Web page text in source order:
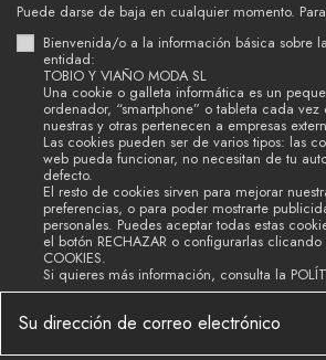
Puede darse de baja en cualquier momento.
Bienvenida/o a la información básica sobre
entidad:
TOBIO Y VIAÑO MODA SL
Una cookie o galleta informática es un
ordenador, “smartphone” o tableta cada
nuestras y otras pertenecen a empresas
Las cookies pueden ser de varios tipos: las
web pueda funcionar, no necesitan de tu
defecto.
El resto de cookies sirven para mejorar
preferencias, o para poder mostrarte
personales. Puedes aceptar todas estas
el botón RECHAZAR o configurarlas
COOKIES.
Si quieres más información, consulta la